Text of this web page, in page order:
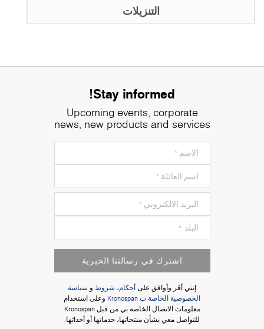
التنزيلات
Stay informed!
Upcoming events, corporate
news, new products and services
اشترك في رسالتنا الخبرية
إنني أقر وأوافق علىأحكام، شروطو سياسة
الخصوصية الخاصة ب Kronospan
وعلى استخدام
معلومات الاتصال الخاصة بي من قبل Kronospan
للتواصل معي بشأن منتجاتها، خدماتها أو أحداثها.